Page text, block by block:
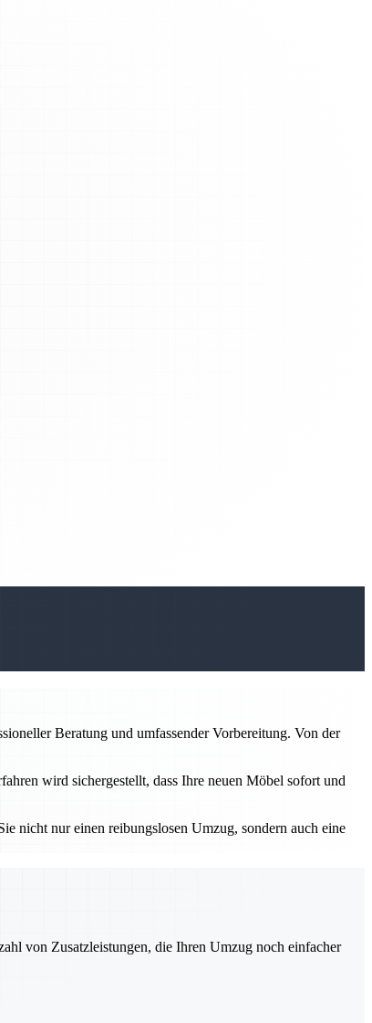
Beratung und umfassender Vorbereitung. Von der
wird sichergestellt, dass Ihre neuen Möbel sofort und
nicht nur einen reibungslosen Umzug, sondern auch eine
von Zusatzleistungen, die Ihren Umzug noch einfacher